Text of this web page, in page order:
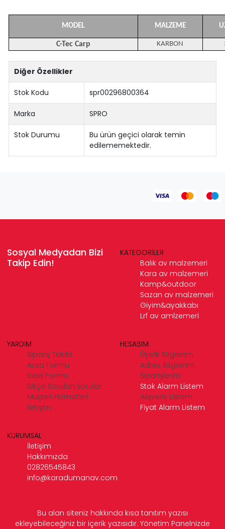
MODEL MALZEME
C-Tec Carp KARBON
Diğer Özellikler
Stok Kodu spr00296800364
Marka SPRO
Stok Durumu
Bu ürün geçici olarak temin
edilememektedir.
Sosyal Medyadan Bizi
Takip Edin!
KATEGORİLER
Balık av malzemeri
Kara av malzemeri
Kamp&outdoor
Sazan av malzemeri
Giyim&ayakkabı
Lrf av amlzemeri
YARDIM
Sipariş Takibi
Arıza Formu
İade Formu
Sıkça Sorulan Sorular
Müşteri Hizmetleri
İletişim
HESABIM
Üyelik Bilgilerim
Adres Bilgilerim
Siparişlerim
Stok Alarm Listem
Alışveriş Listem
Fiyat Alarm Listem
KURUMSAL
İletişim
Hakkımızda
02826545843
info@karadumanav.com
Bu alan siteniz hakkında kısa tanıtım yazısı
ekleyebileceğiniz bir içerik yazısıdır. Yönetim Panelnizde